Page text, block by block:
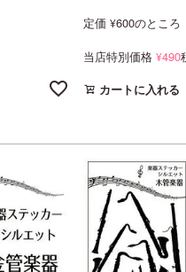
定価 ¥600のところ
当店特別価格 ¥490
カートに入れる